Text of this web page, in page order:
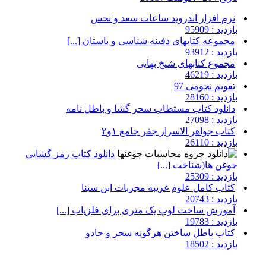
نرم افزار اندروید ساعات سعد و نحس
بازدید : 95909
مجموعه کتابهای دفینه شناسی و باستان [...]
بازدید : 93912
مجموع کتابهای شیخ بهایی
بازدید : 46219
تقویم نجومی 97
بازدید : 28160
دانلود کتاب مستطاب سحر گشا و باطل نامه
بازدید : 27098
کتاب جواهر الاسرار جفر جامع ۱و۲
بازدید : 26110
دانلود کتاب رمز گشایی
جوغن ها(شناخت [...]
بازدید : 25309
کتاب کامل علوم غریبه مجربات ابن سینا
بازدید : 20743
آموزش ساخت لوپ یک متری برای فلزیاب [...]
بازدید : 19783
کتاب باطل ساختن هرگونه سحر و جادو
بازدید : 18502